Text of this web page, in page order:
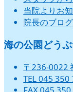
当院よりお
院長のブログ
海の公園どう
〒236-0022
TEL 045 350
FAX 045